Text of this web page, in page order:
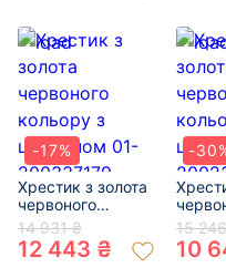
-17%
Хрестик з золота
червоного
кольору з
цирконом 01-
200337179
14 931 ₴
12 443 ₴
-
15
10